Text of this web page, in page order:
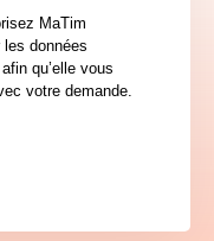
MaTim
données
qu’elle vous
votre demande.